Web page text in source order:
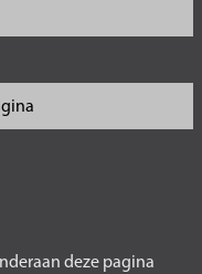
deze pagina